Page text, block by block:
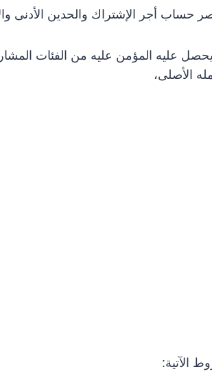
حساب أجر الإشتراك والحدين الأدنى
الأصلى،